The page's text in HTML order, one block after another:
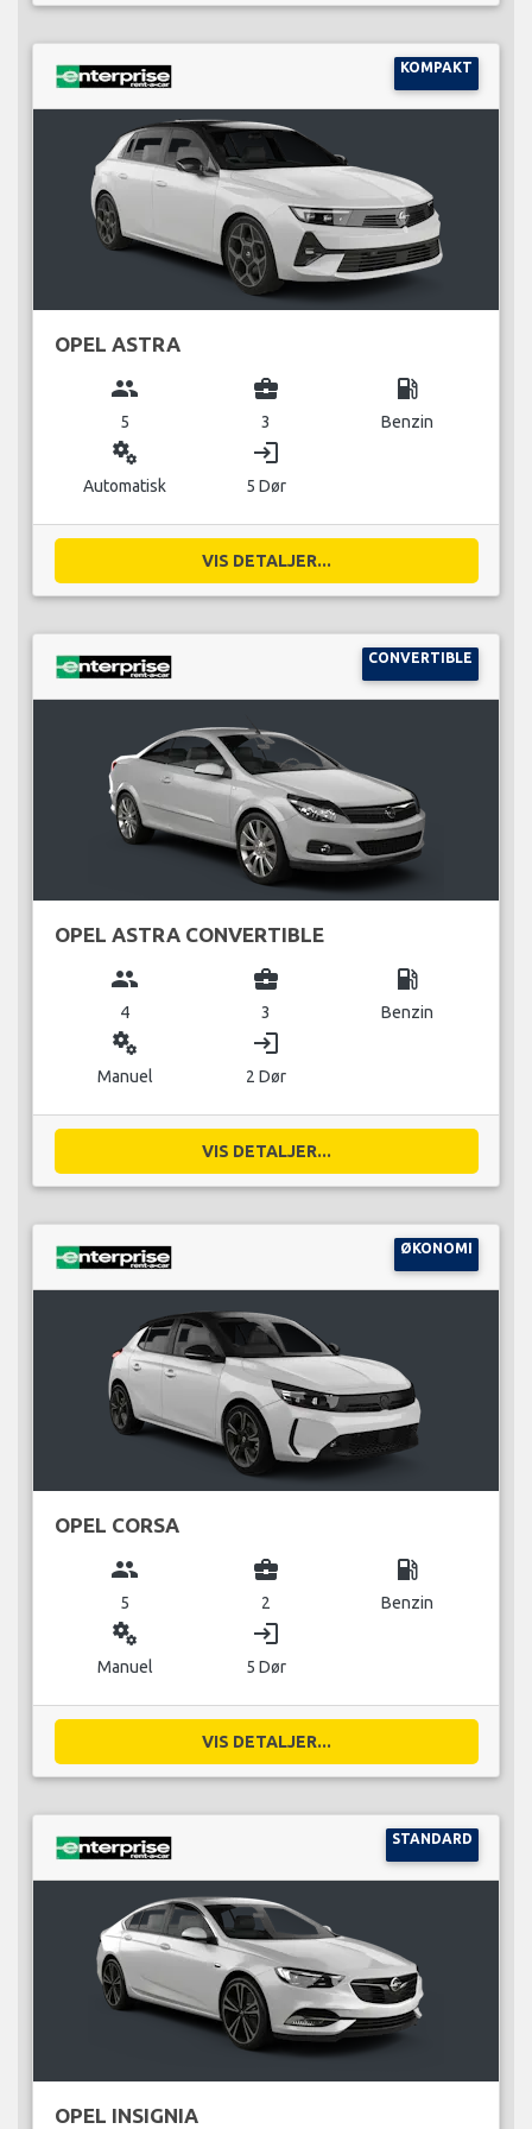
KOMPAKT
OPEL ASTRA
group
5
business_center
3
local_gas_station
Benzin
miscellaneous_services
Automatisk
login
5 Dør
VIS DETALJER...
CONVERTIBLE
OPEL ASTRA CONVERTIBLE
group
4
business_center
3
local_gas_station
Benzin
miscellaneous_services
Manuel
login
2 Dør
VIS DETALJER...
ØKONOMI
OPEL CORSA
group
5
business_center
2
local_gas_station
Benzin
miscellaneous_services
Manuel
login
5 Dør
VIS DETALJER...
STANDARD
OPEL INSIGNIA